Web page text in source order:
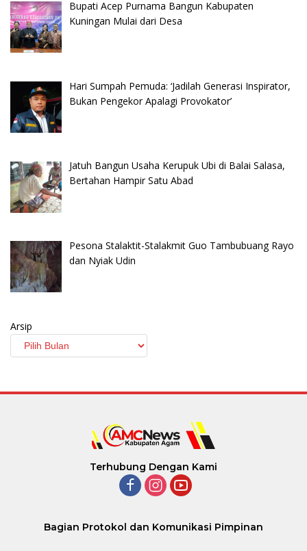
Bupati Acep Purnama Bangun Kabupaten
Kuningan Mulai dari Desa
Hari Sumpah Pemuda: ‘Jadilah Generasi Inspirator,
Bukan Pengekor Apalagi Provokator’
Jatuh Bangun Usaha Kerupuk Ubi di Balai Salasa,
Bertahan Hampir Satu Abad
Pesona Stalaktit-Stalakmit Guo Tambubuang Rayo
dan Nyiak Udin
Arsip
Terhubung Dengan Kami
Bagian Protokol dan Komunikasi Pimpinan